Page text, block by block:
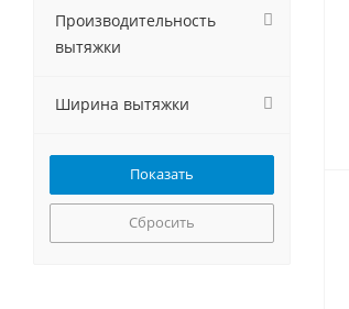
MBS
Meferi
Schaub Lorenz
Shindo
Производительность
вытяжки
Ширина вытяжки
Сбросить